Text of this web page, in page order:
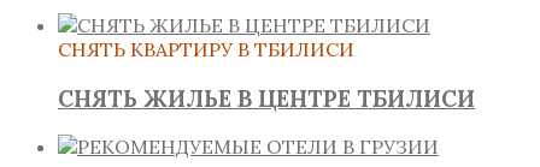
СНЯТЬ КВАРТИРУ В ТБИЛИСИ
СНЯТЬ ЖИЛЬЕ В ЦЕНТРЕ ТБИЛИСИ